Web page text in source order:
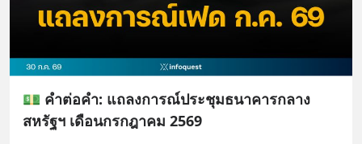
💵 คำต่อคำ: แถลงการณ์ประชุมธนาคารกลาง
สหรัฐฯ เดือนกรกฎาคม 2569